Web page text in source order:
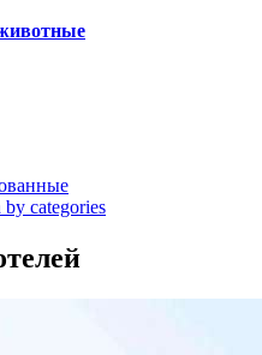
by categories